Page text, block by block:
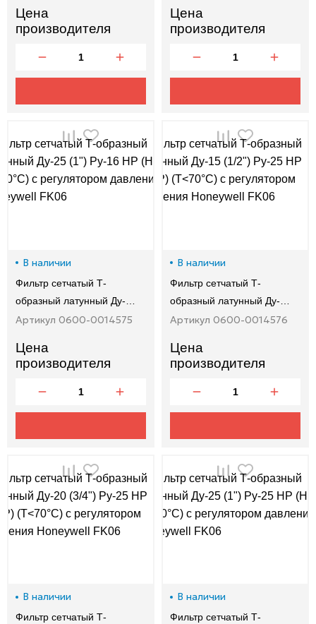
Цена
производителя
Цена
производителя
В наличии
Фильтр сетчатый Т-
образный латунный Ду-…
Артикул 0600-0014575
Цена
производителя
В наличии
Фильтр сетчатый Т-
образный латунный Ду-…
Артикул 0600-0014576
Цена
производителя
В наличии
Фильтр сетчатый Т-
В наличии
Фильтр сетчатый Т-